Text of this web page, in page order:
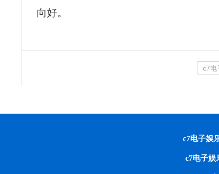
向好。
c7电
c7电子娱
c7电子娱